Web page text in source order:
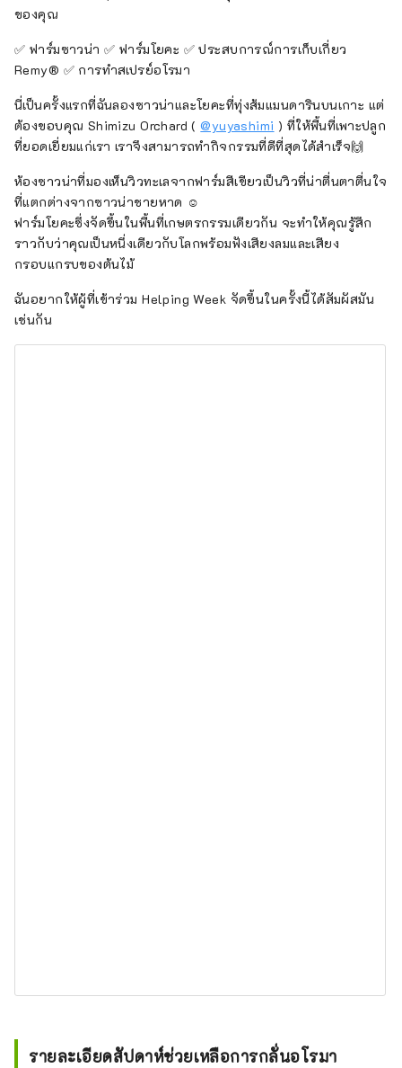
ของคุณ
✅ ฟาร์มซาวน่า ✅ ฟาร์มโยคะ ✅ ประสบการณ์การเก็บเกี่ยว
Remy®︎ ✅ การทำสเปรย์อโรมา
นี่เป็นครั้งแรกที่ฉันลองซาวน่าและโยคะที่ทุ่งส้มแมนดารินบนเกาะ แต่
ต้องขอบคุณ Shimizu Orchard (@yuyashimi ) ที่ให้พื้นที่เพาะปลูก
ที่ยอดเยี่ยมแก่เรา เราจึงสามารถทำกิจกรรมที่ดีที่สุดได้สำเร็จ🙌
ห้องซาวน่าที่มองเห็นวิวทะเลจากฟาร์มสีเขียวเป็นวิวที่น่าตื่นตาตื่นใจ
ที่แตกต่างจากซาวน่าชายหาด ☺
ฟาร์มโยคะซึ่งจัดขึ้นในพื้นที่เกษตรกรรมเดียวกัน จะทำให้คุณรู้สึก
ราวกับว่าคุณเป็นหนึ่งเดียวกับโลกพร้อมฟังเสียงลมและเสียง
กรอบแกรบของต้นไม้
ฉันอยากให้ผู้ที่เข้าร่วม Helping Week จัดขึ้นในครั้งนี้ได้สัมผัสมัน
เช่นกัน
รายละเอียดสัปดาห์ช่วยเหลือการกลั่นอโรมา